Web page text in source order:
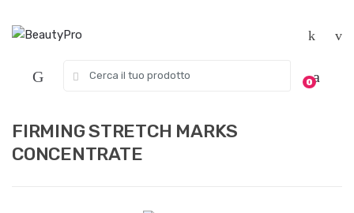
for:
0
FIRMING STRETCH MARKS
CONCENTRATE